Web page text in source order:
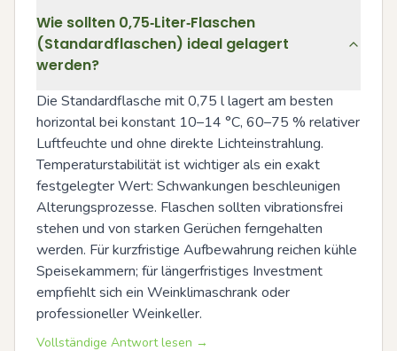
Wie sollten 0,75‑Liter‑Flaschen
(Standardflaschen) ideal gelagert
werden?
Die Standardflasche mit 0,75 l lagert am besten
horizontal bei konstant 10–14 °C, 60–75 % relativer
Luftfeuchte und ohne direkte Lichteinstrahlung.
Temperaturstabilität ist wichtiger als ein exakt
festgelegter Wert: Schwankungen beschleunigen
Alterungsprozesse. Flaschen sollten vibrationsfrei
stehen und von starken Gerüchen ferngehalten
werden. Für kurzfristige Aufbewahrung reichen kühle
Speisekammern; für längerfristiges Investment
empfiehlt sich ein Weinklimaschrank oder
professioneller Weinkeller.
Vollständige Antwort lesen →